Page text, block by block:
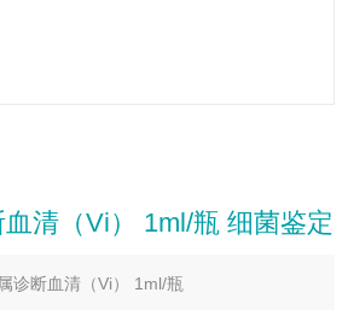
清（Vi） 1ml/瓶 细菌鉴定
诊断血清（Vi） 1ml/瓶